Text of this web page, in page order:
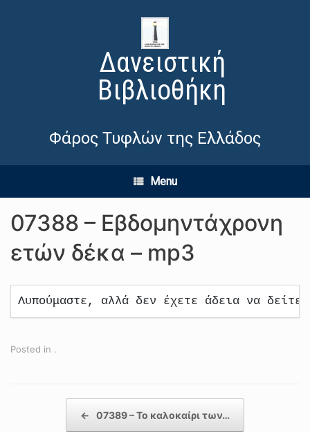
Δανειστική
Βιβλιοθήκη
Φάρος Τυφλών της Ελλάδος
Menu
07388 – Εβδομηντάχρονη
ετών δέκα – mp3
Λυπούμαστε, αλλά δεν έχετε άδεια να δείτε
Posted in .
← 07389 – Το καλοκαίρι των…